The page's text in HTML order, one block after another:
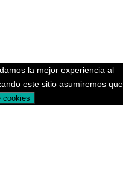
la mejor experiencia al
este sitio asumiremos que
cookies